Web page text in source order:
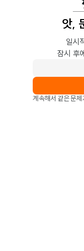
앗,
일시
잠시 후
계속해서 같은 문제